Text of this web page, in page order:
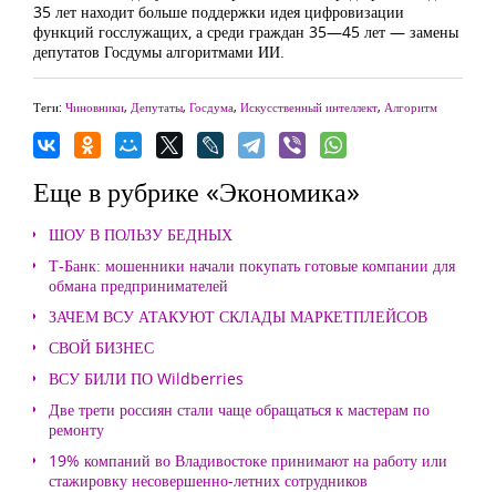
35 лет находит больше поддержки идея цифровизации
функций госслужащих, а среди граждан 35—45 лет — замены
депутатов Госдумы алгоритмами ИИ.
Теги: Чиновники, Депутаты, Госдума, Искусственный интеллект, Алгоритм
Еще в рубрике «Экономика»
ШОУ В ПОЛЬЗУ БЕДНЫХ
Т-Банк: мошенники начали покупать готовые компании для
обмана предпринимателей
ЗАЧЕМ ВСУ АТАКУЮТ СКЛАДЫ МАРКЕТПЛЕЙСОВ
СВОЙ БИЗНЕС
ВСУ БИЛИ ПО Wildberries
Две трети россиян стали чаще обращаться к мастерам по
ремонту
19% компаний во Владивостоке принимают на работу или
стажировку несовершенно-летних сотрудников